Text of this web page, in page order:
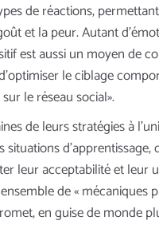
de réactions,
et la peur. Autant
est aussi un moyen de
le ciblage
le réseau social».
de leurs stratégies à
leur acceptabilité et leur
de « mécaniques
en guise de monde